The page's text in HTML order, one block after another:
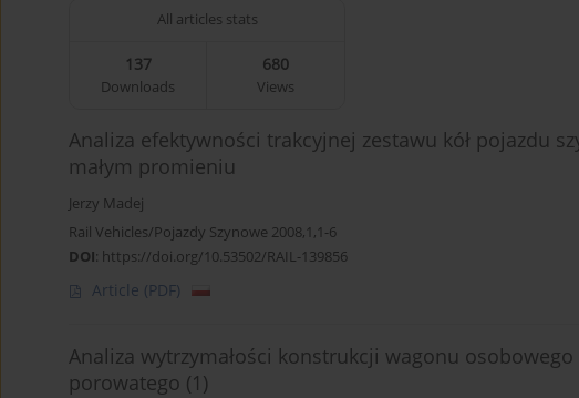
All articles stats
137
Downloads
680
Views
Analiza efektywności trakcyjnej zestawu kół pojazdu
małym promieniu
Jerzy Madej
Rail Vehicles/Pojazdy Szynowe 2008,1,1-6
DOI: https://doi.org/10.53502/RAIL-139856
Article (PDF)
Analiza wytrzymałości konstrukcji wagonu
porowatego (1)